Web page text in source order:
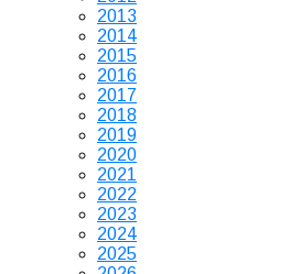
2013
2014
2015
2016
2017
2018
2019
2020
2021
2022
2023
2024
2025